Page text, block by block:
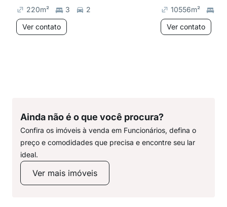
220m² 3
2
Ver contato
10556m²
Ver contato
Ainda não é o que você procura?
Confira os imóveis à venda em Funcionários, defina o
preço e comodidades que precisa e encontre seu lar
ideal.
Ver mais imóveis